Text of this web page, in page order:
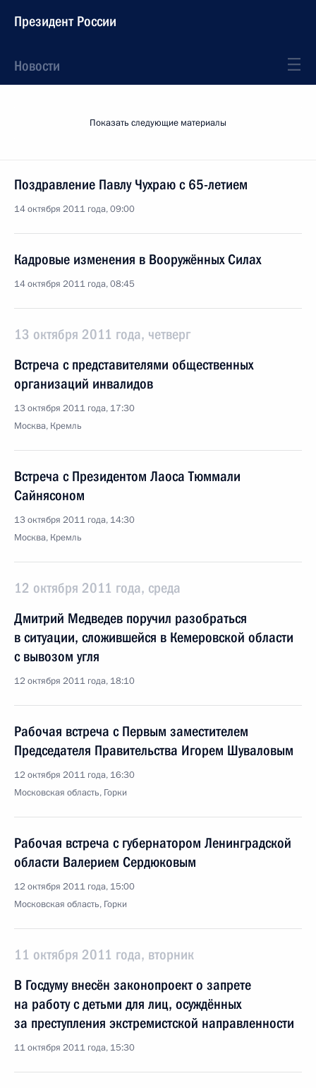
Президент России
Новости
Показать следующие материалы
Поздравление Павлу Чухраю с 65-летием
14 октября 2011 года, 09:00
Кадровые изменения в Вооружённых Силах
14 октября 2011 года, 08:45
13 октября 2011 года, четверг
Встреча с представителями общественных
организаций инвалидов
13 октября 2011 года, 17:30
Москва, Кремль
Встреча с Президентом Лаоса Тюммали
Сайнясоном
13 октября 2011 года, 14:30
Москва, Кремль
12 октября 2011 года, среда
Дмитрий Медведев поручил разобраться
в ситуации, сложившейся в Кемеровской области
с вывозом угля
12 октября 2011 года, 18:10
Рабочая встреча с Первым заместителем
Председателя Правительства Игорем Шуваловым
12 октября 2011 года, 16:30
Московская область, Горки
Рабочая встреча с губернатором Ленинградской
области Валерием Сердюковым
12 октября 2011 года, 15:00
Московская область, Горки
11 октября 2011 года, вторник
В Госдуму внесён законопроект о запрете
на работу с детьми для лиц, осуждённых
за преступления экстремистской направленности
11 октября 2011 года, 15:30